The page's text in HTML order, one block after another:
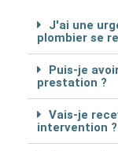
J'ai une
plombier se
Puis-je
prestation ?
Vais-je
intervention ?